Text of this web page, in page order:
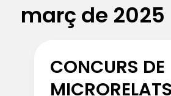
març de 2025
CONCURS DE